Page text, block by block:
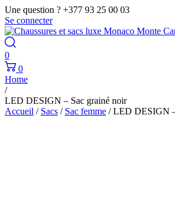
Une question ? +377 93 25 00 03
Se connecter
0
0
Home
/
LED DESIGN – Sac grainé noir
Accueil / Sacs / Sac femme / LED DESIGN